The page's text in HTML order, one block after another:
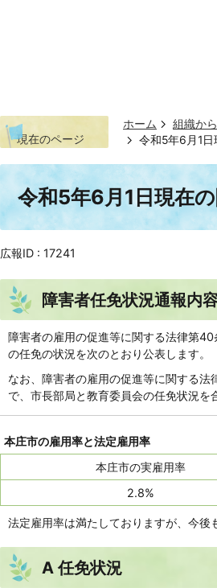
現在のページ
ホーム 組織か
令和5年6月1
令和5年6月1日現在
広報ID : 17241
障害者任免状況通報内
障害者の雇用の促進等に関する法律第
の任免の状況を次のとおり公表します。
なお、障害者の雇用の促進等に関する
で、市長部局と教育委員会の任免状況を
本庄市の雇用率と法定雇用率
本庄市の実雇用率
2.8%
法定雇用率は満たしておりますが、今後
A 任免状況